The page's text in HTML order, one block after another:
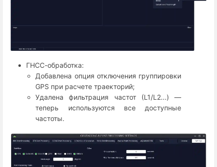
ГНСС-обработка:
Добавлена опция отключения группировки
GPS при расчете траекторий;
Удалена фильтрация частот (L1/L2...) —
теперь используются все доступные
частоты.